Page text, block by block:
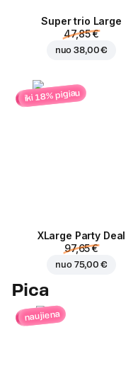
Super trio Large
47,85 €
nuo38,00 €
iki 18% pigiau
ХLarge Party Deal
97,65 €
nuo 75,00 €
Pica
naujiena